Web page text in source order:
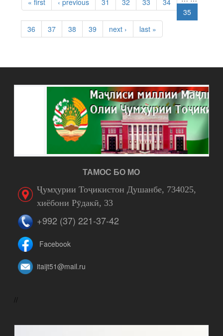
« first ‹ previous 31 32 33
34
35
36
37 38 39 next › last »
ТАМОС БО МО
Ҷумҳурии Тоҷикистон Душанбе, 734025,
хиёбони Рӯдакӣ, 33
+992 (37) 221-37-42
Facebook
itaijt51@mail.ru
//